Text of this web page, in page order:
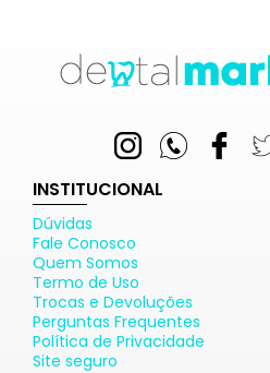
INSTITUCIONAL
Dúvidas
Fale Conosco
Quem Somos
Termo de Uso
Trocas e Devoluções
Perguntas Frequentes
Política de Privacidade
Site seguro